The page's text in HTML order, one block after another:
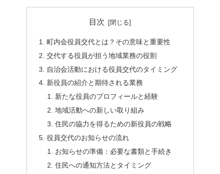
目次
町内会役員交代とは？その意味と重要性
交代する役員が担う地域業務の役割
自治会活動における役員交代のタイミング
新役員の紹介と期待される業務
新たな役員のプロフィールと経験
地域活動への新しい取り組み
住民の協力を得るための新役員の戦略
役員交代のお知らせの流れ
お知らせの準備：必要な書類と手続き
住民への通知方法とタイミング